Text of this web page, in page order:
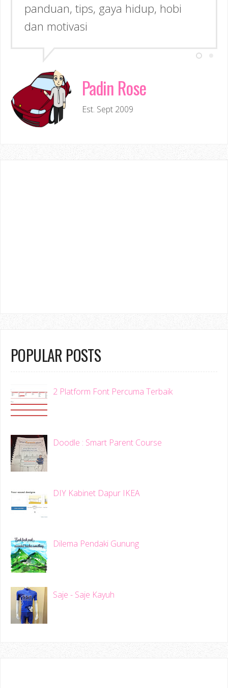
panduan, tips, gaya hidup, hobi
dan motivasi
Padin Rose
Est. Sept 2009
POPULAR POSTS
2 Platform Font Percuma Terbaik
Doodle : Smart Parent Course
DIY Kabinet Dapur IKEA
Dilema Pendaki Gunung
Saje - Saje Kayuh